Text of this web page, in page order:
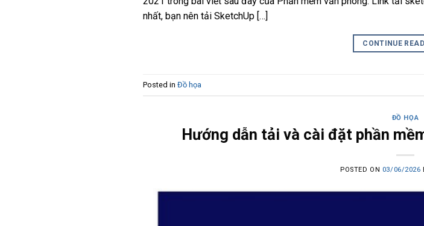
nhất, bạn nên tải SketchUp […]
CONTINUE
Posted in Đồ họa
ĐỒ HỌA
Hướng dẫn tải và cài đặt phần
POSTED ON 03/06/2026